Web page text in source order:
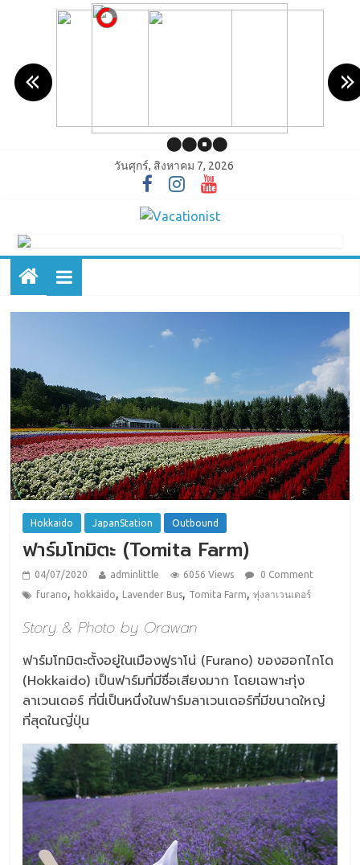
วันศุกร์, สิงหาคม 7, 2026
Hokkaido JapanStation Outbound
ฟาร์มโทมิตะ (Tomita Farm)
04/07/2020 adminlittle 6056 Views
0 Comment
furano, hokkaido, Lavender Bus, Tomita Farm,ทุ่งลาเวนเดอร์
Story & Photo by Orawan
ฟาร์มโทมิตะตั้งอยู่ในเมืองฟูราโน่ (Furano) ของฮอกไกโด
(Hokkaido) เป็นฟาร์มที่มีชื่อเสียงมาก โดยเฉพาะทุ่ง
ลาเวนเดอร์ ที่นี่เป็นหนึ่งในฟาร์มลาเวนเดอร์ที่มีขนาดใหญ่
ที่สุดในญี่ปุ่น